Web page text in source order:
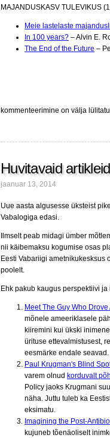
MAJANDUSKASV TULEVIKUS
Meie lastelaste
In 100 years? – Alvin E.
The End of the Future –
Ilmumata
kommenteerimine on välja
Huvitavaid
jaanuar 13, 2014
Uue aasta algusesse üksteist
Vabalogiga edasi.
Ilmselt peab midagi ümber
nii käibemaksu kogumise osas
Eesti Vabariigi ametnikukesksus
poolelt.
Ehk pakub kaugus perspektiivi
Meet The Guy Who
mõnele ameeriklasele
kiiremini kui ükski
ürituse ettevalmistusest,
eesmärke endale seavad.
Paul Krugman's Blind
varem olnud korduvalt
Policy jaoks Krugmani
näha. Juttu tuleb ka
eksimatu.
Imagining the Post-
kujuneb tõenäoliselt